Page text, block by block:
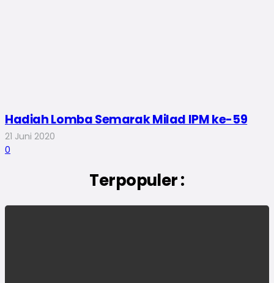
Hadiah Lomba Semarak Milad IPM ke-59
21 Juni 2020
0
Terpopuler :